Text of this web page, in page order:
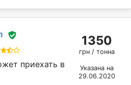
приехать в
1350
грн / тонна
Указана на
29.06.2020